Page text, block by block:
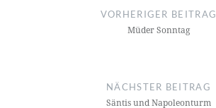
VORHERIGER BEITRAG
Müder Sonntag
NÄCHSTER BEITRAG
Säntis und Napoleonturm